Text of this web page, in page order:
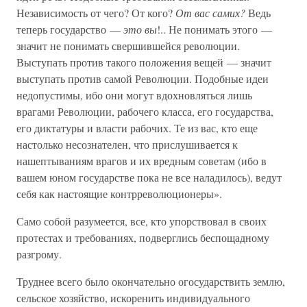
Независимость от чего? От кого?От вас самих?Ведь
теперь государство —это вы!.. Не понимать этого —
значит не понимать свершившейся революции.
Выступать против такого положения вещей — значит
выступать против самой Революции. Подобные идеи
недопустимы, ибо они могут вдохновляться лишь
врагами Революции, рабочего класса, его государства,
его диктатуры и власти рабочих. Те из вас, кто еще
настолько несознателен, что прислушивается к
нашептываниям врагов и их вредным советам (ибо в
вашем юном государстве пока не все наладилось), ведут
себя как настоящие контрреволюционеры».
Само собой разумеется, все, кто упорствовал в своих
протестах и требованиях, подверглись беспощадному
разгрому.
Труднее всего было окончательно огосударствить землю,
сельское хозяйство, искоренить индивидуального